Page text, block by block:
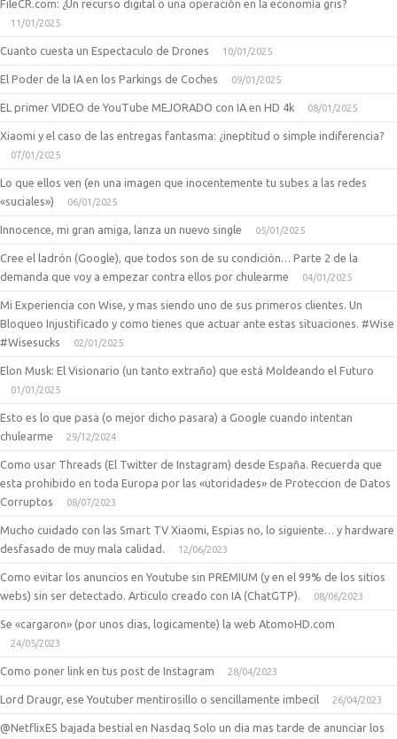
FileCR.com: ¿Un recurso digital o una operación en la economía gris?
11/01/2025
Cuanto cuesta un Espectaculo de Drones 10/01/2025
El Poder de la IA en los Parkings de Coches 09/01/2025
EL primer VIDEO de YouTube MEJORADO con IA en HD 4k 08/01/2025
Xiaomi y el caso de las entregas fantasma: ¿ineptitud o simple indiferencia?
07/01/2025
Lo que ellos ven (en una imagen que inocentemente tu subes a las redes
«suciales»)
06/01/2025
Innocence, mi gran amiga, lanza un nuevo single 05/01/2025
Cree el ladrón (Google), que todos son de su condición… Parte 2 de la
demanda que voy a empezar contra ellos por chulearme
04/01/2025
Mi Experiencia con Wise, y mas siendo uno de sus primeros clientes. Un
Bloqueo Injustificado y como tienes que actuar ante estas situaciones. #Wise
#Wisesucks
02/01/2025
Elon Musk: El Visionario (un tanto extraño) que está Moldeando el Futuro
01/01/2025
Esto es lo que pasa (o mejor dicho pasara) a Google cuando intentan
chulearme
29/12/2024
Como usar Threads (El Twitter de Instagram) desde España. Recuerda que
esta prohibido en toda Europa por las «utoridades» de Proteccion de Datos
Corruptos
08/07/2023
Mucho cuidado con las Smart TV Xiaomi, Espias no, lo siguiente… y hardware
desfasado de muy mala calidad.
12/06/2023
Como evitar los anuncios en Youtube sin PREMIUM (y en el 99% de los sitios
webs) sin ser detectado. Articulo creado con IA (ChatGTP).
08/06/2023
Se «cargaron» (por unos dias, logicamente) la web AtomoHD.com
24/05/2023
Como poner link en tus post de Instagram 28/04/2023
Lord Draugr, ese Youtuber mentirosillo o sencillamente imbecil 26/04/2023
@NetflixES bajada bestial en Nasdaq Solo un dia mas tarde de anunciar los